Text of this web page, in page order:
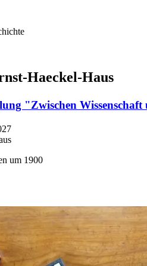
Haeckel-Haus
"Zwischen
um 1900